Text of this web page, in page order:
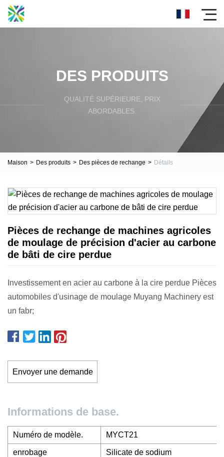
DES PRODUITS
QUALITÉ SUPÉRIEURE, PRIX
ABORDABLES.
Maison > Des produits > Des pièces de rechange > Détails
Pièces de rechange de machines agricoles
de moulage de précision d'acier au carbone
de bâti de cire perdue
Investissement en acier au carbone à la cire perdue Pièces
automobiles d'usinage de moulage Muyang Machinery est
un fabr;
Envoyer une demande
Informations de base.
Numéro de modèle. MYCT21
enrobage Silicate de sodium